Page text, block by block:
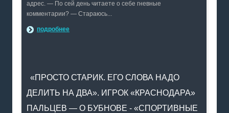
адрес. — По сей день читаете о себе гневные
комментарии? — Стараюсь...
подробнее
«ПРОСТО СТАРИК. ЕГО СЛОВА НАДО
ДЕЛИТЬ НА ДВА». ИГРОК «КРАСНОДАРА»
ПАЛЬЦЕВ — О БУБНОВЕ - «СПОРТИВНЫЕ